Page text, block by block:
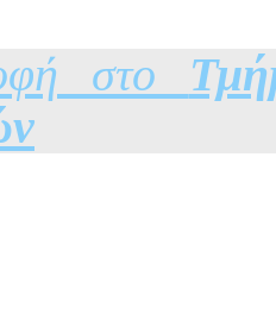
στο